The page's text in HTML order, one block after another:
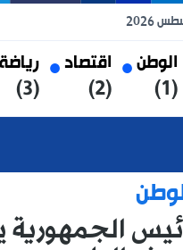
اقتصاد
(2)
رياضة
(3)
العالم
(4)